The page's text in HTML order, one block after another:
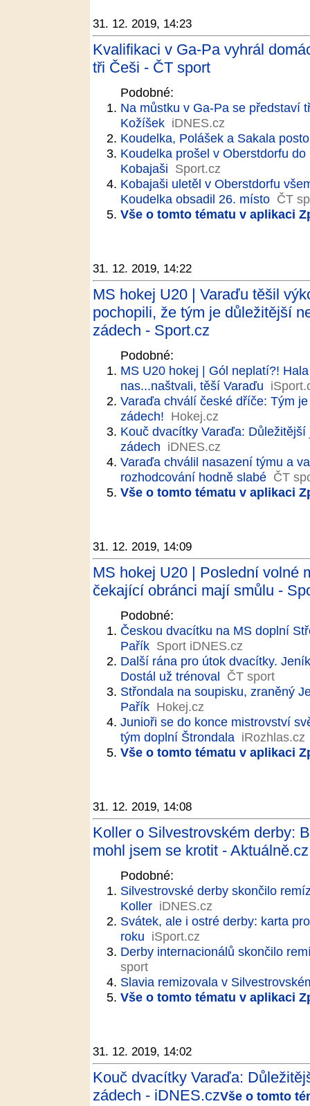
31. 12. 2019, 14:23
Kvalifikaci v Ga-Pa vyhrál
tři Češi - ČT sport
Podobné:
Na můstku v Ga-Pa se představí
Kožíšek iDNES.cz
Koudelka, Polášek a Sakala
Koudelka prošel v Oberstdorfu
Kobajaši Sport.cz
Kobajaši uletěl v Oberstdorfu
Koudelka obsadil 26. místo ČT
Vše o tomto tématu v aplikaci
31. 12. 2019, 14:22
MS hokej U20 | Varaďu těšil
pochopili, že tým je důležitější
zádech - Sport.cz
Podobné:
MS U20 hokej | Gól neplatí?!
nas...naštvali, těší Varaďu
Varaďa chválí české dříče: Tým
zádech! Hokej.cz
Kouč dvacítky Varaďa:
zádech iDNES.cz
Varaďa chválil nasazení týmu a
rozhodcování hodně slabé ČT
Vše o tomto tématu v aplikaci
31. 12. 2019, 14:09
MS hokej U20 | Poslední volné
čekající obránci mají smůlu -
Podobné:
Českou dvacítku na MS doplní
Pařík Sport iDNES.cz
Další rána pro útok dvacítky.
Dostál už trénoval ČT sport
Střondala na soupisku, zraněný
Pařík Hokej.cz
Junioři se do konce mistrovství
tým doplní Štrondala iRozhlas.cz
Vše o tomto tématu v aplikaci
31. 12. 2019, 14:08
Koller o Silvestrovském derby:
mohl jsem se krotit - Aktuálně.cz
Podobné:
Silvestrovské derby skončilo
Koller iDNES.cz
Svátek, ale i ostré derby: karta
roku iSport.cz
Derby internacionálů skončilo
sport
Slavia remizovala v
Vše o tomto tématu v aplikaci
31. 12. 2019, 14:02
Kouč dvacítky Varaďa:
zádech - iDNES.czVše o tomto